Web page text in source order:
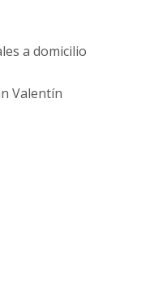
a domicilio
Valentín